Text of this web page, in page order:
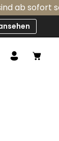
ab sofort